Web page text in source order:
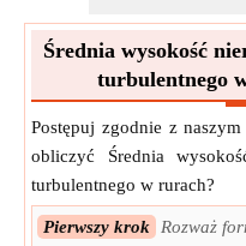
Średnia wysokość
turbulentnego
Postępuj zgodnie z
obliczyć Średnia
turbulentnego w rurach?
Pierwszy krok Rozważ